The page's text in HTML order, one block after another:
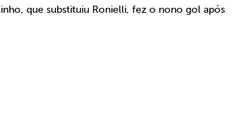
que substituiu Ronielli, fez o nono gol após